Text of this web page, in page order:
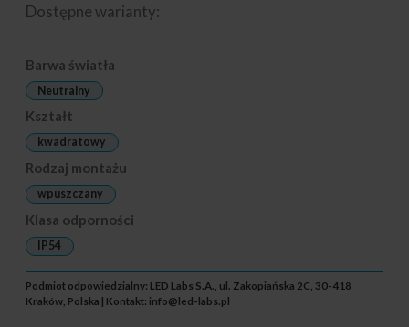
Dostępne warianty:
Barwa światła
Neutralny
Kształt
kwadratowy
Rodzaj montażu
wpuszczany
Klasa odporności
IP54
Podmiot odpowiedzialny: LED Labs S.A., ul. Zakopiańska 2C, 30-418
Kraków, Polska | Kontakt: info@led-labs.pl